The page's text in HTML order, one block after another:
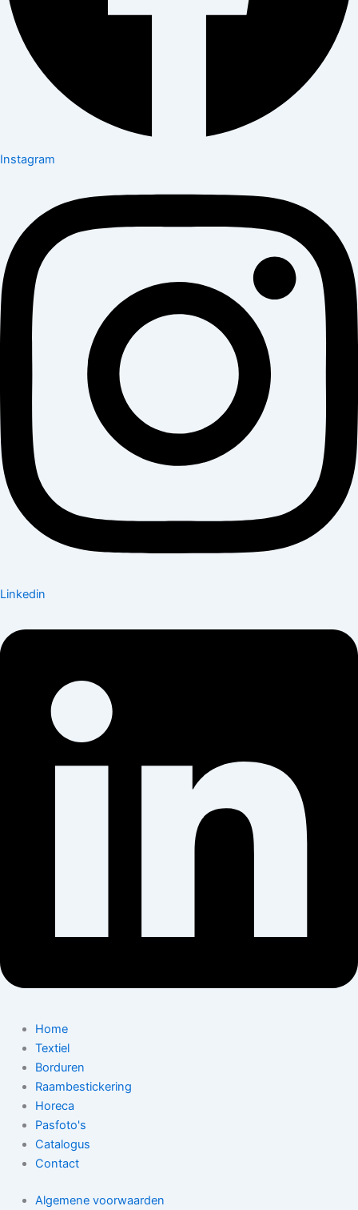
Instagram
Linkedin
Home
Textiel
Borduren
Raambestickering
Horeca
Pasfoto's
Catalogus
Contact
Algemene voorwaarden